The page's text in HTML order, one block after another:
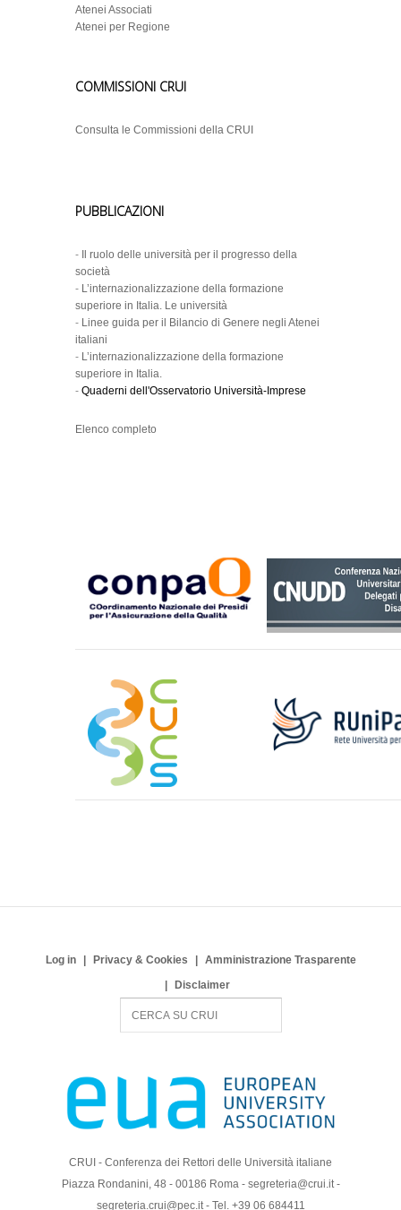
Atenei Associati
Atenei per Regione
COMMISSIONI CRUI
Consulta le Commissioni della CRUI
PUBBLICAZIONI
-
Il ruolo delle università per il progresso della
società
- L’internazionalizzazione della formazione
superiore in Italia. Le università
- Linee guida per il Bilancio di Genere negli Atenei
italiani
- L’internazionalizzazione della formazione
superiore in Italia.
- Quaderni dell'Osservatorio Università-Imprese
Elenco completo
Log in Privacy & Cookies
Amministrazione Trasparente
Disclaimer
c
CRUI - Conferenza dei Rettori delle Università italiane
Piazza Rondanini, 48 - 00186 Roma - segreteria@crui.it -
segreteria.crui@pec.it - Tel. +39 06 684411